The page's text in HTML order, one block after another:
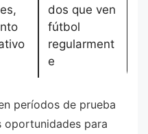
dos que ven
fútbol
regularment
e
períodos de prueba
oportunidades para